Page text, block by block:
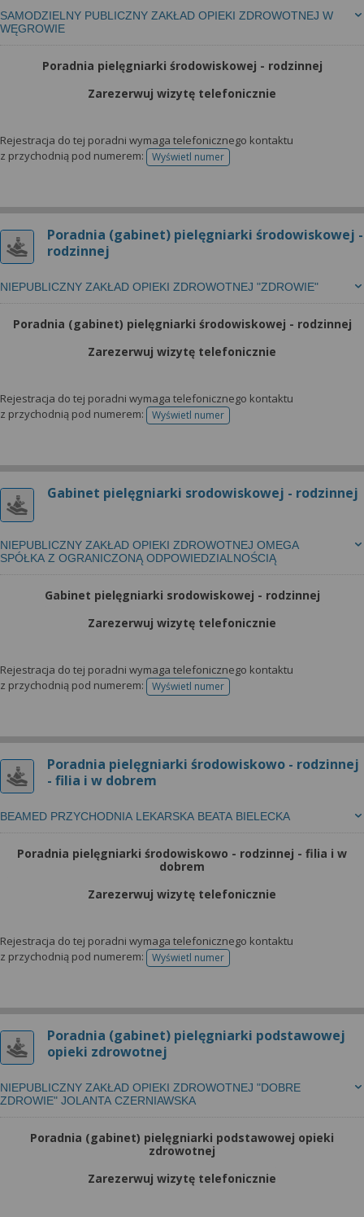
SAMODZIELNY PUBLICZNY ZAKŁAD OPIEKI ZDROWOTNEJ W
WĘGROWIE
Poradnia pielęgniarki środowiskowej - rodzinnej
Zarezerwuj wizytę telefonicznie
Rejestracja do tej poradni wymaga telefonicznego kontaktu
z przychodnią pod numerem:
Wyświetl numertelefonu do rejestracji
Poradnia (gabinet) pielęgniarki środowiskowej -
rodzinnej
NIEPUBLICZNY ZAKŁAD OPIEKI ZDROWOTNEJ "ZDROWIE"
Poradnia (gabinet) pielęgniarki środowiskowej - rodzinnej
Zarezerwuj wizytę telefonicznie
Rejestracja do tej poradni wymaga telefonicznego kontaktu
z przychodnią pod numerem:
Wyświetl numertelefonu do rejestracji
Gabinet pielęgniarki srodowiskowej - rodzinnej
NIEPUBLICZNY ZAKŁAD OPIEKI ZDROWOTNEJ OMEGA
SPÓŁKA Z OGRANICZONĄ ODPOWIEDZIALNOŚCIĄ
Gabinet pielęgniarki srodowiskowej - rodzinnej
Zarezerwuj wizytę telefonicznie
Rejestracja do tej poradni wymaga telefonicznego kontaktu
z przychodnią pod numerem:
Wyświetl numertelefonu do rejestracji
Poradnia pielęgniarki środowiskowo - rodzinnej
- filia i w dobrem
BEAMED PRZYCHODNIA LEKARSKA BEATA BIELECKA
Poradnia pielęgniarki środowiskowo - rodzinnej - filia i w
dobrem
Zarezerwuj wizytę telefonicznie
Rejestracja do tej poradni wymaga telefonicznego kontaktu
z przychodnią pod numerem:
Wyświetl numertelefonu do rejestracji
Poradnia (gabinet) pielęgniarki podstawowej
opieki zdrowotnej
NIEPUBLICZNY ZAKŁAD OPIEKI ZDROWOTNEJ "DOBRE
ZDROWIE" JOLANTA CZERNIAWSKA
Poradnia (gabinet) pielęgniarki podstawowej opieki
zdrowotnej
Zarezerwuj wizytę telefonicznie